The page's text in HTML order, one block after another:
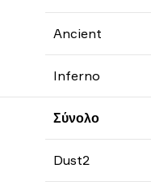
Ancient
Inferno
Σύνολο
Dust2